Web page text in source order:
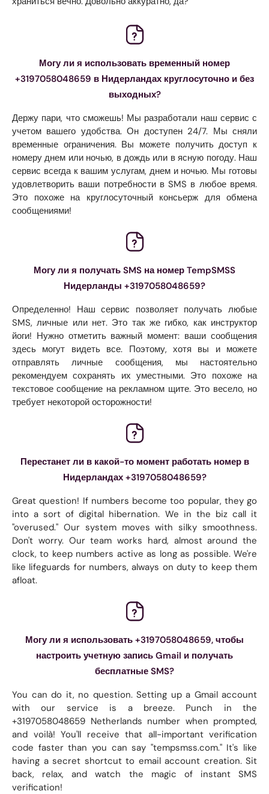
Могу ли я использовать временный номер
+3197058048659 в Нидерландах круглосуточно и без
выходных?
Держу пари, что сможешь! Мы разработали наш сервис с
учетом вашего удобства. Он доступен 24/7. Мы сняли
временные ограничения. Вы можете получить доступ к
номеру днем ​​или ночью, в дождь или в ясную погоду. Наш
сервис всегда к вашим услугам, днем ​​и ночью. Мы готовы
удовлетворить ваши потребности в SMS в любое время.
Это похоже на круглосуточный консьерж для обмена
сообщениями!
Могу ли я получать SMS на номер TempSMSS
Нидерланды +3197058048659?
Определенно! Наш сервис позволяет получать любые
SMS, личные или нет. Это так же гибко, как инструктор
йоги! Нужно отметить важный момент: ваши сообщения
здесь могут видеть все. Поэтому, хотя вы и можете
отправлять личные сообщения, мы настоятельно
рекомендуем сохранять их уместными. Это похоже на
текстовое сообщение на рекламном щите. Это весело, но
требует некоторой осторожности!
Перестанет ли в какой-то момент работать номер в
Нидерландах +3197058048659?
Great question! If numbers become too popular, they go
into a sort of digital hibernation. We in the biz call it
"overused." Our system moves with silky smoothness.
Don't worry. Our team works hard, almost around the
clock, to keep numbers active as long as possible. We're
like lifeguards for numbers, always on duty to keep them
afloat.
Могу ли я использовать +3197058048659, чтобы
настроить учетную запись Gmail и получать
бесплатные SMS?
You can do it, no question. Setting up a Gmail account
with our service is a breeze. Punch in the
+3197058048659 Netherlands number when prompted,
and voilà! You'll receive that all-important verification
code faster than you can say "tempsmss.com." It's like
having a secret shortcut to email account creation. Sit
back, relax, and watch the magic of instant SMS
verification!